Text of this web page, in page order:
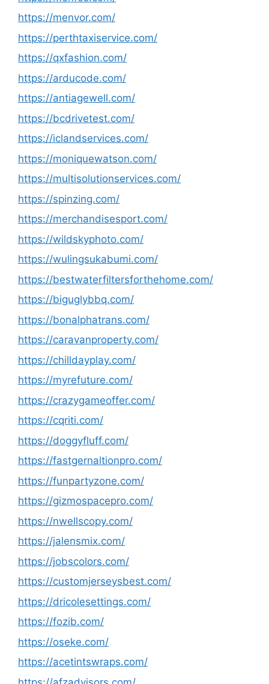
https://menvor.com/
https://perthtaxiservice.com/
https://qxfashion.com/
https://arducode.com/
https://antiagewell.com/
https://bcdrivetest.com/
https://iclandservices.com/
https://moniquewatson.com/
https://multisolutionservices.com/
https://spinzing.com/
https://merchandisesport.com/
https://wildskyphoto.com/
https://wulingsukabumi.com/
https://bestwaterfiltersforthehome.com/
https://biguglybbq.com/
https://bonalphatrans.com/
https://caravanproperty.com/
https://chilldayplay.com/
https://myrefuture.com/
https://crazygameoffer.com/
https://cqriti.com/
https://doggyfluff.com/
https://fastgernaltionpro.com/
https://funpartyzone.com/
https://gizmospacepro.com/
https://nwellscopy.com/
https://jalensmix.com/
https://jobscolors.com/
https://customjerseysbest.com/
https://dricolesettings.com/
https://fozib.com/
https://oseke.com/
https://acetintswraps.com/